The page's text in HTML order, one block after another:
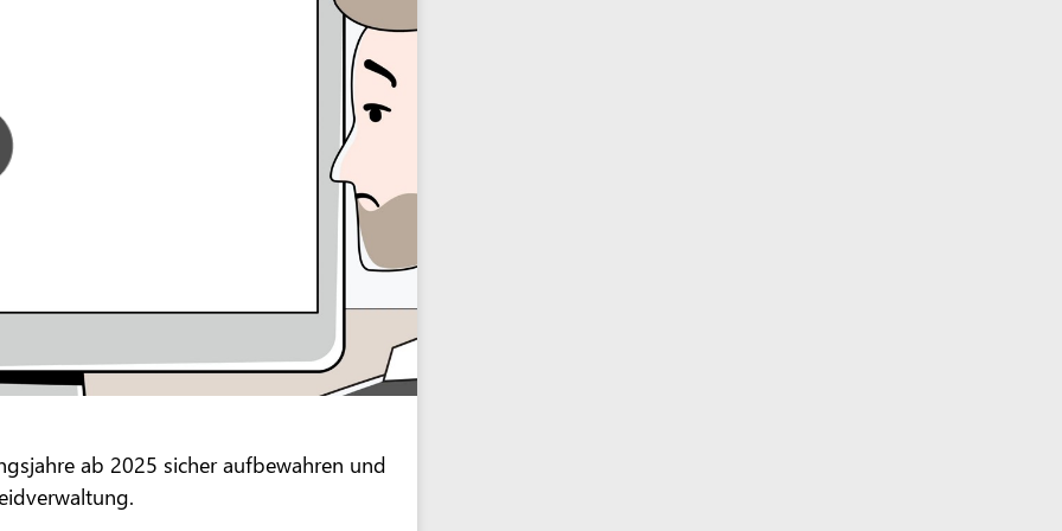
ab 2025 sicher aufbewahren und